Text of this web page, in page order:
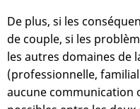
De plus, si les
de couple, si les
les autres domaines de
(professionnelle,
aucune communication